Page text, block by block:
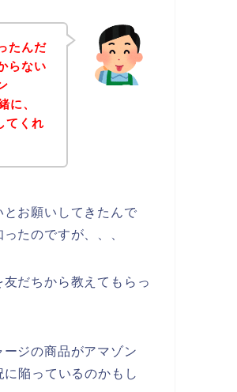
たんだ
らない
に、
てくれ
お願いしてきたんで
たのですが、、、
だちから教えてもらっ
ジの商品がアマゾン
陥っているのかもし